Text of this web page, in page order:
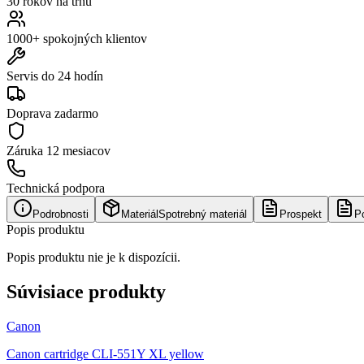
1000+ spokojných klientov
Servis do 24 hodín
Doprava zadarmo
Záruka 12 mesiacov
Technická podpora
Podrobnosti Materiál Spotrebný materiál Prospekt
Popis produktu
Popis produktu nie je k dispozícii.
Súvisiace produkty
Canon
Canon cartridge CLI-551Y XL yellow